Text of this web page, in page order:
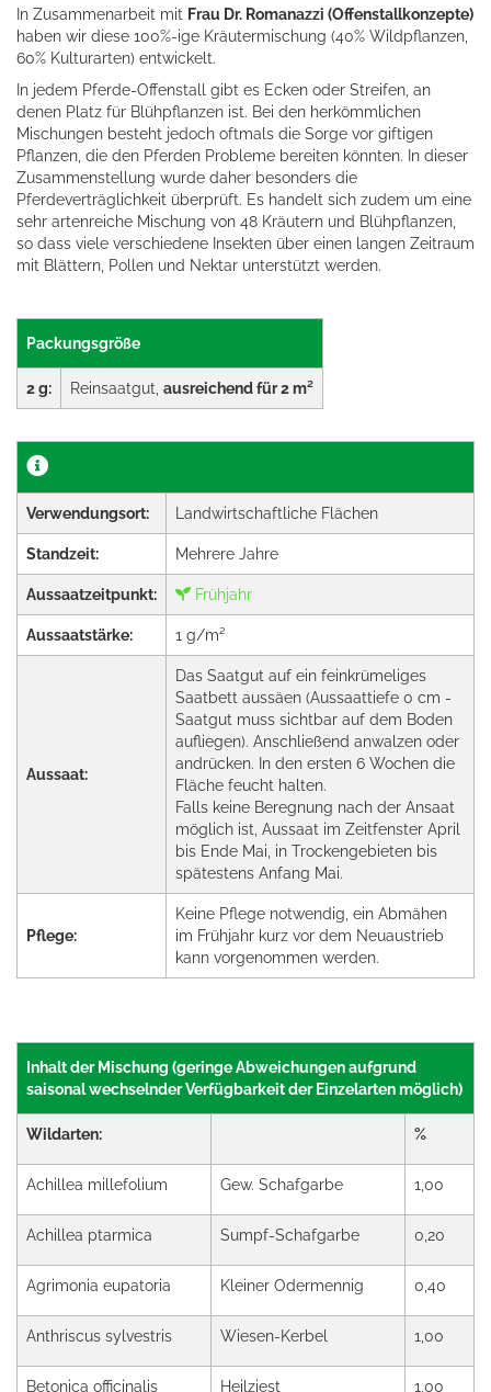
In Zusammenarbeit mit Frau Dr. Romanazzi (Offenstallkonzepte)
haben wir diese 100%-ige Kräutermischung (40% Wildpflanzen,
60% Kulturarten) entwickelt.
In jedem Pferde-Offenstall gibt es Ecken oder Streifen, an
denen Platz für Blühpflanzen ist. Bei den herkömmlichen
Mischungen besteht jedoch oftmals die Sorge vor giftigen
Pflanzen, die den Pferden Probleme bereiten könnten. In dieser
Zusammenstellung wurde daher besonders die
Pferdeverträglichkeit überprüft. Es handelt sich zudem um eine
sehr artenreiche Mischung von 48 Kräutern und Blühpflanzen,
so dass viele verschiedene Insekten über einen langen Zeitraum
mit Blättern, Pollen und Nektar unterstützt werden.
Packungsgröße
2 g: Reinsaatgut, ausreichend für 2 m²
Verwendungsort: Landwirtschaftliche Flächen
Standzeit: Mehrere Jahre
Aussaatzeitpunkt: Frühjahr
Aussaatstärke: 1 g/m²
Aussaat:
Das Saatgut auf ein feinkrümeliges
Saatbett aussäen (Aussaattiefe 0 cm -
Saatgut muss sichtbar auf dem Boden
aufliegen). Anschließend anwalzen oder
andrücken. In den ersten 6 Wochen die
Fläche feucht halten.
Falls keine Beregnung nach der Ansaat
möglich ist, Aussaat im Zeitfenster April
bis Ende Mai, in Trockengebieten bis
spätestens Anfang Mai.
Pflege:
Keine Pflege notwendig, ein Abmähen
im Frühjahr kurz vor dem Neuaustrieb
kann vorgenommen werden.
Inhalt der Mischung (geringe Abweichungen aufgrund
saisonal wechselnder Verfügbarkeit der Einzelarten möglich)
Wildarten: %
Achillea millefolium Gew. Schafgarbe 1,00
Achillea ptarmica Sumpf-Schafgarbe 0,20
Agrimonia eupatoria Kleiner Odermennig 0,40
Anthriscus sylvestris Wiesen-Kerbel 1,00
Betonica officinalis Heilziest 1,00